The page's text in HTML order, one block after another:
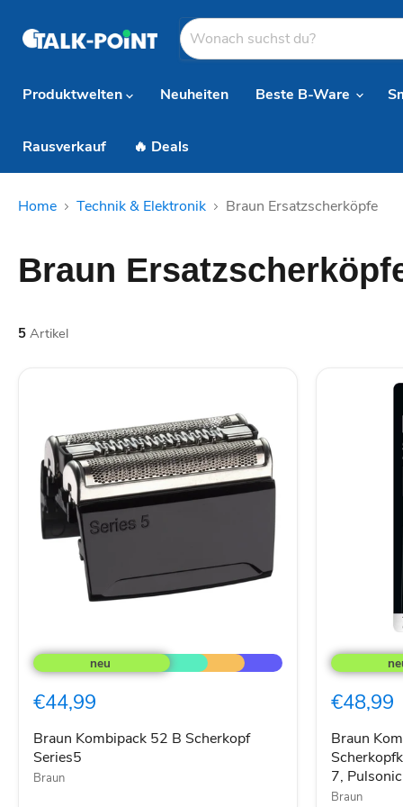
Produktwelten
Neuheiten Beste B-Ware
Rausverkauf 🔥 Deals
Home Technik & Elektronik Braun Ersatzscherköpfe
Braun
5 Artikel
Kombipack
52
Scherkopf
€44,99
Braun Kombipack 52 B Scherkopf
Series5
Braun
Kombipack
70S
Silber.
Für
Series
7,
Pulsonic
€48,99
Braun
7, Pulsonic
Braun